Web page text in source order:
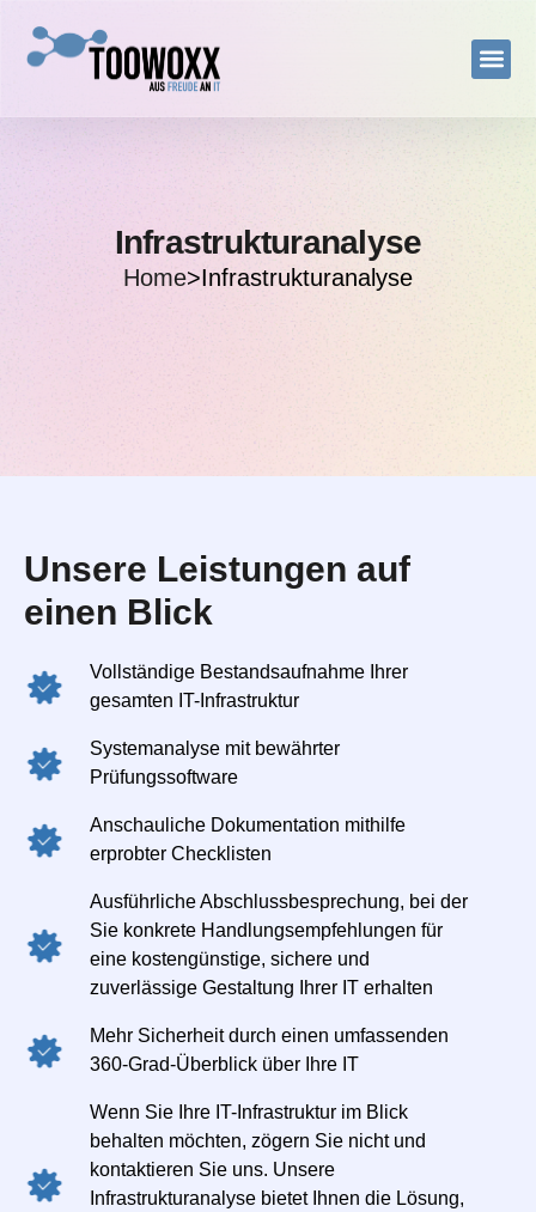
Infrastrukturanalyse
Home>Infrastrukturanalyse
Unsere Leistungen auf
einen Blick
Vollständige Bestandsaufnahme Ihrer
gesamten IT-Infrastruktur
Systemanalyse mit bewährter
Prüfungssoftware
Anschauliche Dokumentation mithilfe
erprobter Checklisten
Ausführliche Abschlussbesprechung, bei der
Sie konkrete Handlungsempfehlungen für
eine kostengünstige, sichere und
zuverlässige Gestaltung Ihrer IT erhalten
Mehr Sicherheit durch einen umfassenden
360-Grad-Überblick über Ihre IT
Wenn Sie Ihre IT-Infrastruktur im Blick
behalten möchten, zögern Sie nicht und
kontaktieren Sie uns. Unsere
Infrastrukturanalyse bietet Ihnen die Lösung,